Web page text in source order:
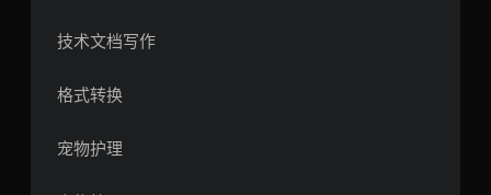
技术文档写作
格式转换
宠物护理